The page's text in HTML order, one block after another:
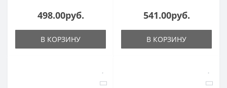
498.00руб.
В КОРЗИНУ
541.00руб.
В КОРЗИНУ